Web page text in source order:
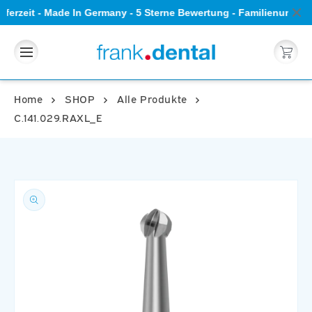
- Made In Germany - 5 Sterne Bewertung -
Direkt
zum
Warenkorb
Home SHOP
Alle Produkte
C.141.029.RAXL_E